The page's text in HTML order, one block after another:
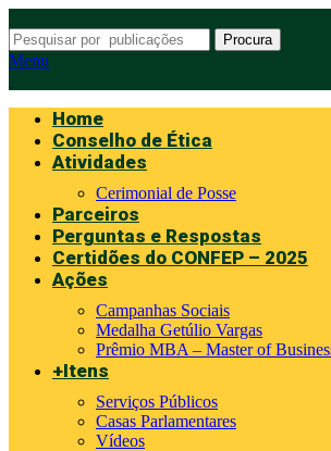
Procura
Menu
Home
Conselho de Ética
Atividades
Cerimonial de Posse
Parceiros
Perguntas e Respostas
Certidões do CONFEP – 2025
Ações
Campanhas Sociais
Medalha Getúlio Vargas
Prêmio MBA – Master of
+Itens
Serviços Públicos
Casas Parlamentares
Vídeos